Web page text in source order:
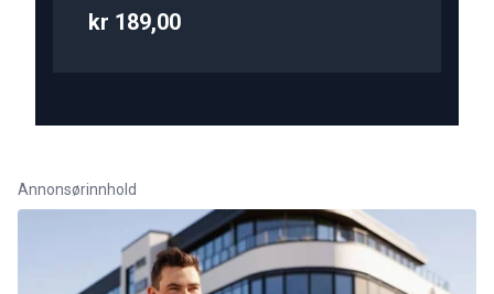
kr 189,00
Annonsørinnhold